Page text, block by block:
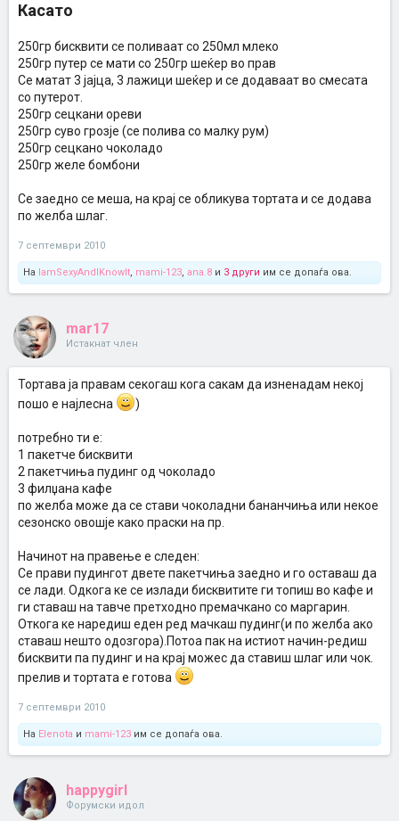
Касато
250гр бисквити се поливаат со 250мл млеко
250гр путер се мати со 250гр шеќер во прав
Се матат 3 јајца, 3 лажици шеќер и се додаваат во смесата
со путерот.
250гр сецкани ореви
250гр суво грозје (се полива со малку рум)
250гр сецкано чоколадо
250гр желе бомбони
Се заедно се меша, на крај се обликува тортата и се додава
по желба шлаг.
7 септември 2010
На IamSexyAndIKnowIt, mami-123, ana.8 и 3 други им се допаѓа ова.
mar17
Истакнат член
Тортава ја правам секогаш кога сакам да изненадам некој
пошо е најлесна
)
потребно ти е:
1 пакетче бисквити
2 пакетчиња пудинг од чоколадо
3 филџана кафе
по желба може да се стави чоколадни бананчиња или некое
сезонско овошје како праски на пр.
Начинот на правење е следен:
Се прави пудингот двете пакетчиња заедно и го оставаш да
се лади. Одкога ке се излади бисквитите ги топиш во кафе и
ги ставаш на тавче претходно премачкано со маргарин.
Откога ке наредиш еден ред мачкаш пудинг(и по желба ако
ставаш нешто одозгора).Потоа пак на истиот начин-редиш
бисквити па пудинг и на крај можес да ставиш шлаг или чок.
прелив и тортата е готова
7 септември 2010
На Elenota и mami-123 им се допаѓа ова.
happygirl
Форумски идол